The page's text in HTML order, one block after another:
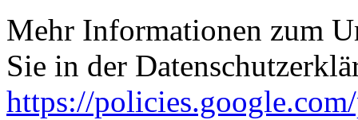
Mehr Informationen zum
Sie in der
https://